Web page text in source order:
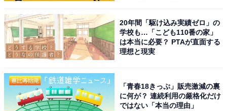
20年間「駆け込み実績ゼロ」の
学校も…「こども110番の家」
は本当に必要？ PTAが直面する
理想と現実
「青春18きっぷ」販売激減の裏
に何が？ 連続利用の厳格化だけ
ではない「本当の理由」